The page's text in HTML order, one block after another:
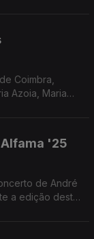
Coimbra,
Azoia, Maria
'25
de André
a edição deste